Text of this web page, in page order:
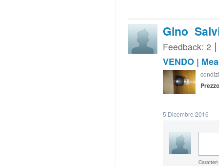
Gino
Feedback: 2
VENDO |
5 Dicembre 2016